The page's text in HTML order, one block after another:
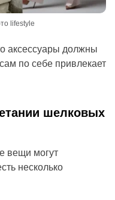
lifestyle
аксессуары должны
по себе привлекает
шелковых
вещи могут
несколько